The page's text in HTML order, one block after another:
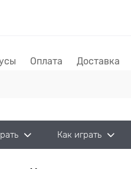
Оплата Доставка
Как играть